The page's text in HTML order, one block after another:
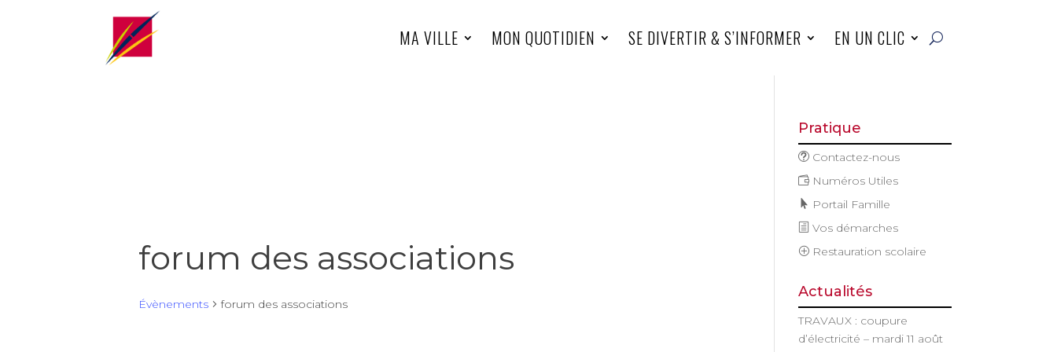
MA VILLE MON QUOTIDIEN SE DIVERTIR & S’INFORMER EN UN CLIC
forum des associations
Évènements forum des associations
Pratique
Contactez-nous
Numéros Utiles
Portail Famille
Vos démarches
Restauration scolaire
Actualités
TRAVAUX : coupure
d’électricité – mardi 11 août